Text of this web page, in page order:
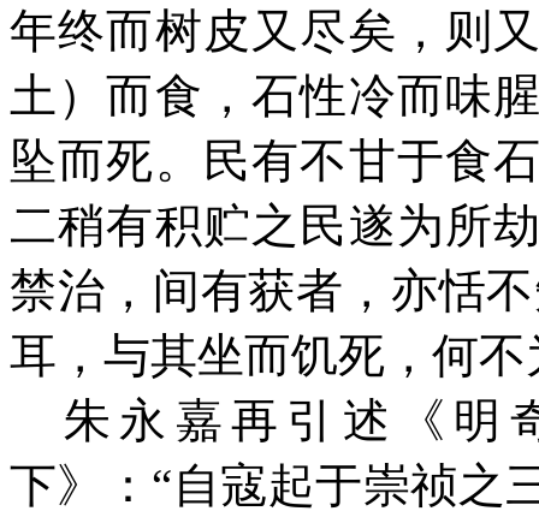
年终而树皮又尽矣，则
土）而食，石性冷而味
坠而死。民有不甘于食
二稍有积贮之民遂为所
禁治，间有获者，亦恬
耳，与其坐而饥死，何
朱永嘉再引述《明
下》：“自寇起于崇祯之